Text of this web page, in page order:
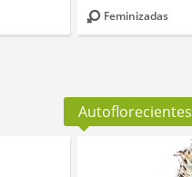
Feminizadas
Autoflorecientes